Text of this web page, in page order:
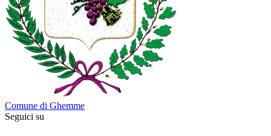
Comune di Ghemme
Seguici su